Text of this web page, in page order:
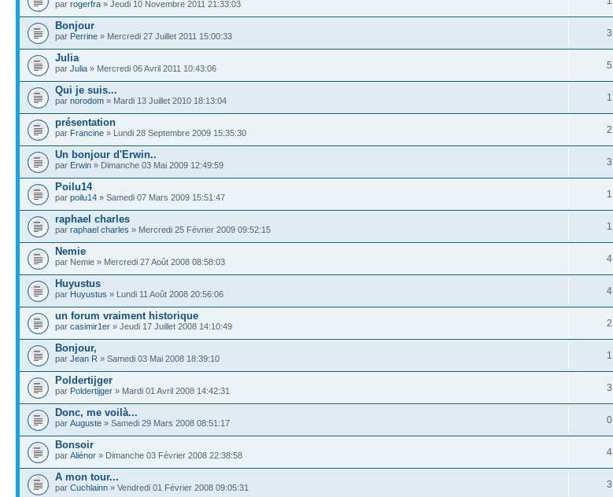
par rogerfra » Jeudi 10 Novembre 2011 21:33:03
Bonjour
par Perrine » Mercredi 27 Juillet 2011 15:00:33 3
Julia
par Julia » Mercredi 06 Avril 2011 10:43:06 5
Qui je suis...
par norodom » Mardi 13 Juillet 2010 18:13:04 1
présentation
par Francine » Lundi 28 Septembre 2009 15:35:30 2
Un bonjour d'Erwin..
par Erwin » Dimanche 03 Mai 2009 12:49:59 3
Poilu14
par poilu14 » Samedi 07 Mars 2009 15:51:47 1
raphael charles
par raphael charles » Mercredi 25 Février 2009 09:52:15 1
Nemie
par Nemie » Mercredi 27 Août 2008 08:58:03 4
Huyustus
par Huyustus » Lundi 11 Août 2008 20:56:06 4
un forum vraiment historique
par casimir1er » Jeudi 17 Juillet 2008 14:10:49 2
Bonjour,
par Jean R » Samedi 03 Mai 2008 18:39:10 1
Poldertijger
par Poldertijger » Mardi 01 Avril 2008 14:42:31 3
Donc, me voilà...
par Auguste » Samedi 29 Mars 2008 08:51:17 0
Bonsoir
par Aliénor » Dimanche 03 Février 2008 22:38:58 4
A mon tour...
par Cuchlainn » Vendredi 01 Février 2008 09:05:31 3